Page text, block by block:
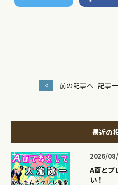
< 前の記事へ 記事
最近の
2026/
A面とブ
い！